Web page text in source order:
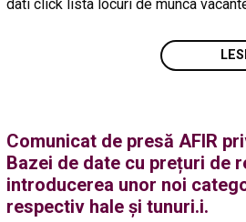
dati click lista locuri de munca
Comunicat de presă AFIR
Bazei de date cu prețuri de
introducerea unor noi
respectiv hale și tunuri.i.